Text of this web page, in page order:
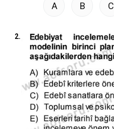
A B C
2.